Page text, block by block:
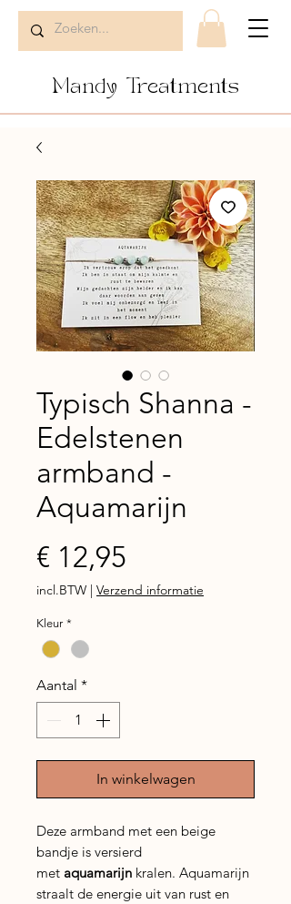
Mandy Treatments
Typisch Shanna -
Edelstenen
armband -
Aquamarijn
€ 12,95
incl.BTW | Verzend informatie
Kleur *
Aantal *
In winkelwagen
Deze armband met een beige
bandje is versierd
met aquamarijn kralen. Aquamarijn
straalt de energie uit van rust en